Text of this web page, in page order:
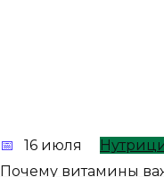
16 июля
Почему витамины